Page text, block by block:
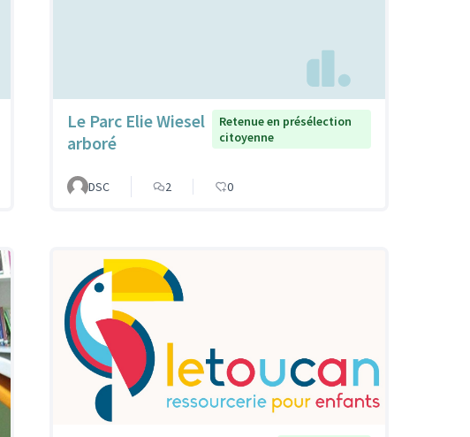
Le Parc Elie Wiesel
arboré
Retenue en présélection
citoyenne
DSC 2 0